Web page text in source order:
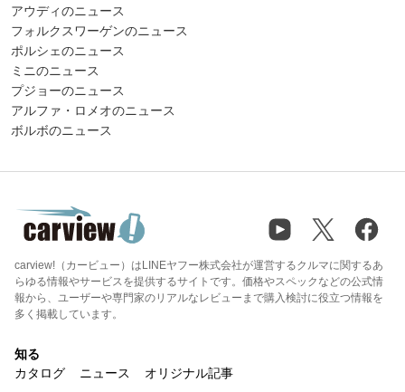
アウディのニュース
フォルクスワーゲンのニュース
ポルシェのニュース
ミニのニュース
プジョーのニュース
アルファ・ロメオのニュース
ボルボのニュース
carview!（カービュー）はLINEヤフー株式会社が運営するクルマに関するあ
らゆる情報やサービスを提供するサイトです。価格やスペックなどの公式情
報から、ユーザーや専門家のリアルなレビューまで購入検討に役立つ情報を
多く掲載しています。
知る
カタログ
ニュース オリジナル記事